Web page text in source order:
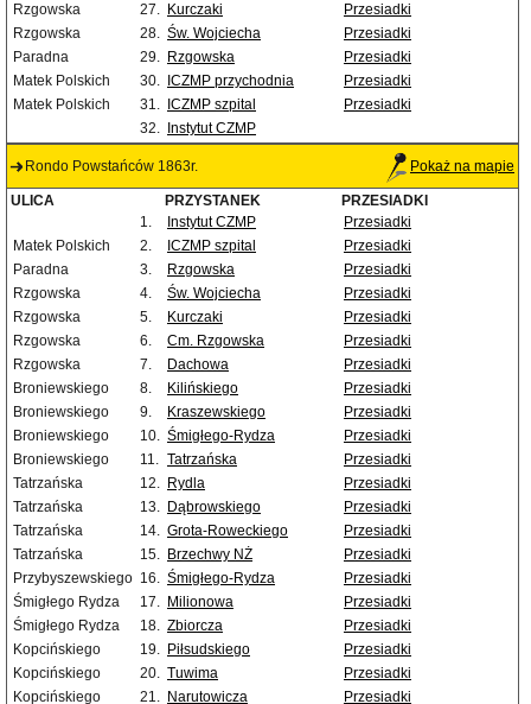
Rzgowska
27. Kurczaki
Przesiadki
Rzgowska
28. Św. Wojciecha
Przesiadki
Paradna
29. Rzgowska
Przesiadki
Matek Polskich
30. ICZMP przychodnia
Przesiadki
Matek Polskich
31. ICZMP szpital
Przesiadki
32.
Instytut CZMP
Rondo Powstańców 1863r. Pokaż na mapie
ULICA PRZYSTANEK
PRZESIADKI
1.
Instytut CZMP
Przesiadki
Matek Polskich
2. ICZMP szpital
Przesiadki
Paradna
3. Rzgowska
Przesiadki
Rzgowska
4. Św. Wojciecha
Przesiadki
Rzgowska
5. Kurczaki
Przesiadki
Rzgowska
6. Cm. Rzgowska
Przesiadki
Rzgowska
7. Dachowa
Przesiadki
Broniewskiego
8. Kilińskiego
Przesiadki
Broniewskiego
9. Kraszewskiego
Przesiadki
Broniewskiego
10. Śmigłego-Rydza
Przesiadki
Broniewskiego
11. Tatrzańska
Przesiadki
Tatrzańska
12. Rydla
Przesiadki
Tatrzańska
13. Dąbrowskiego
Przesiadki
Tatrzańska
14. Grota-Roweckiego
Przesiadki
Tatrzańska
15. Brzechwy NŻ
Przesiadki
Przybyszewskiego 16. Śmigłego-Rydza
Przesiadki
Śmigłego Rydza
17. Milionowa
Przesiadki
Śmigłego Rydza
18. Zbiorcza
Przesiadki
Kopcińskiego
19. Piłsudskiego
Przesiadki
Kopcińskiego
20. Tuwima
Przesiadki
Kopcińskiego
21. Narutowicza Przesiadki